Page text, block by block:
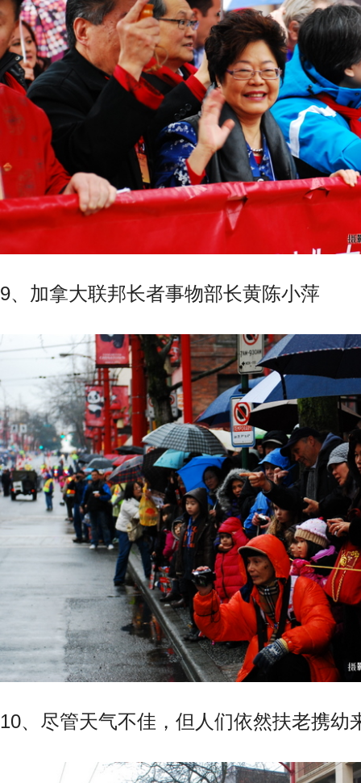
9、加拿大联邦长者事物部长黄陈小萍
10、尽管天气不佳，但人们依然扶老携幼